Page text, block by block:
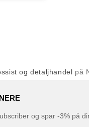
og detaljhandel på
og spar -3% på